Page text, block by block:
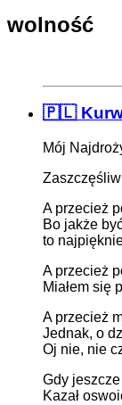
wolność
🇵🇱
Mój
A przecież
Bo jakże
to
A przecież
Miałem się
A przecież
Jednak, o
Oj nie, nie
Gdy jeszcze
Kazał